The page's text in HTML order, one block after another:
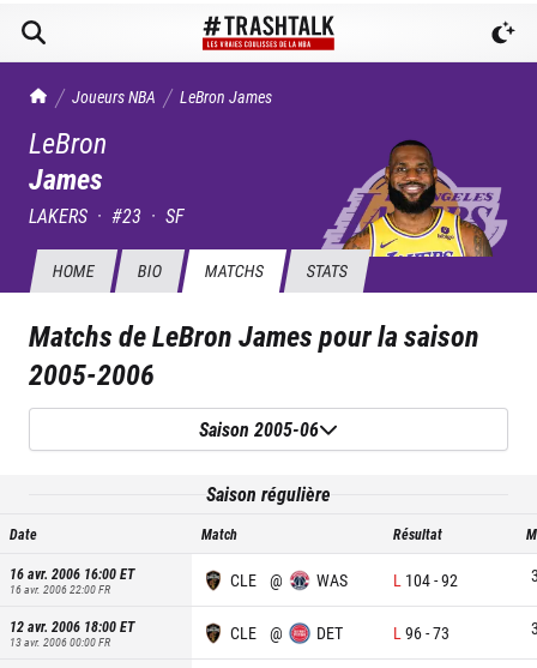
TrashTalk Actu NBA
Joueurs NBA LeBron James
LeBron
James
LAKERS · #23 · SF
HOME BIO MATCHS STATS
Matchs deLeBron Jamespour la saison
2005-2006
Saison 2005-06
Saison régulière
Date Match Résultat
16 avr. 2006 16:00ET
16 avr. 2006 22:00FR CLE @ WAS L 104-92
12 avr. 2006 18:00ET
13 avr. 2006 00:00FR CLE @ DET L 96-73